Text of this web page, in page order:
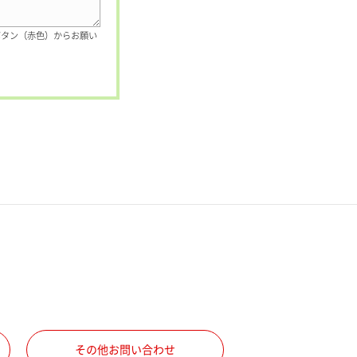
ン（赤色）からお願い
その他お問い合わせ